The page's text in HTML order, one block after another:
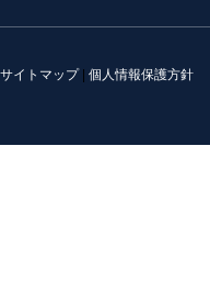
サイトマップ| 個人情報保護方針